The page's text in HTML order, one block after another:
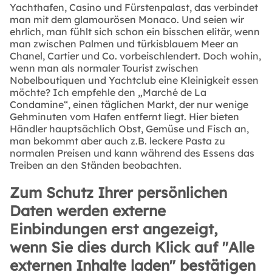
Yachthafen, Casino und Fürstenpalast, das verbindet
man mit dem glamourösen Monaco. Und seien wir
ehrlich, man fühlt sich schon ein bisschen elitär, wenn
man zwischen Palmen und türkisblauem Meer an
Chanel, Cartier und Co. vorbeischlendert. Doch wohin,
wenn man als normaler Tourist zwischen
Nobelboutiquen und Yachtclub eine Kleinigkeit essen
möchte? Ich empfehle den „Marché de La
Condamine“, einen täglichen Markt, der nur wenige
Gehminuten vom Hafen entfernt liegt. Hier bieten
Händler hauptsächlich Obst, Gemüse und Fisch an,
man bekommt aber auch z.B. leckere Pasta zu
normalen Preisen und kann während des Essens das
Treiben an den Ständen beobachten.
Zum Schutz Ihrer persönlichen
Daten werden externe
Einbindungen erst angezeigt,
wenn Sie dies durch Klick auf "Alle
externen Inhalte laden" bestätigen